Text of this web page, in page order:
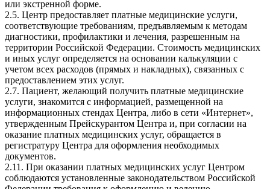
или экстренной форме.
2.5. Центр предоставляет платные медицинские услуги,
соответствующие требованиям, предъявляемым к методам
диагностики, профилактики и лечения, разрешенным на
территории Российской Федерации. Стоимость медицинских
и иных услуг определяется на основании калькуляции с
учетом всех расходов (прямых и накладных), связанных с
предоставлением этих услуг.
2.7. Пациент, желающий получить платные медицинские
услуги, знакомится с информацией, размещенной на
информационных стендах Центра, либо в сети «Интернет»,
утвержденным Прейскурантом Центра и, при согласии на
оказание платных медицинских услуг, обращается в
регистратуру Центра для оформления необходимых
документов.
2.11. При оказании платных медицинских услуг Центром
соблюдаются установленные законодательством Российской